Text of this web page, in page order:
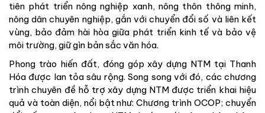
tiên phát triển nông nghiệp xanh, nông thôn thông minh,
nông dân chuyên nghiệp, gắn với chuyển đổi số và liên kết
vùng, bảo đảm hài hòa giữa phát triển kinh tế và bảo vệ
môi trường, giữ gìn bản sắc văn hóa.
Phong trào hiến đất, đóng góp xây dựng NTM tại Thanh
Hóa được lan tỏa sâu rộng. Song song với đó, các chương
trình chuyên đề hỗ trợ xây dựng NTM được triển khai hiệu
quả và toàn diện, nổi bật như: Chương trình OCOP; chuyển